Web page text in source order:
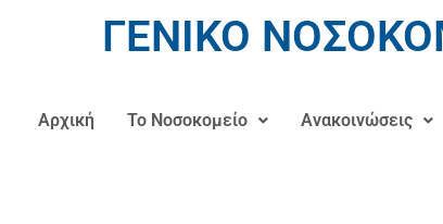
ΓΕΝΙΚΟ
Αρχική Το Νοσοκομείο Ανακοινώσεις